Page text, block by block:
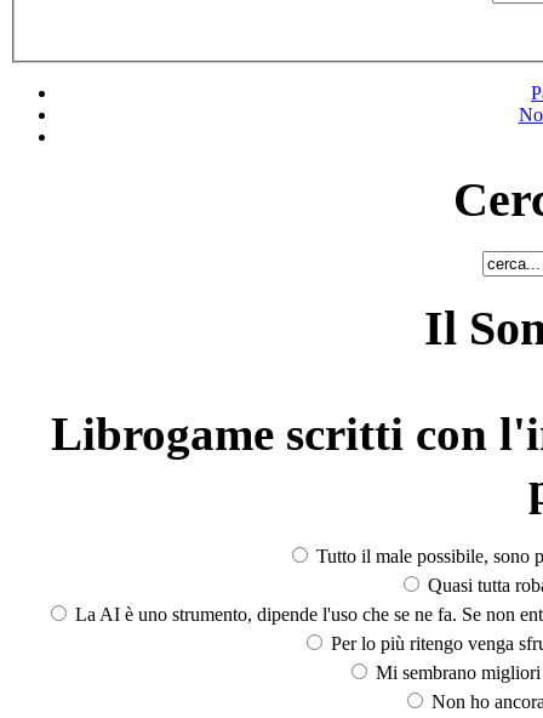
Il
Librogame scritti con
Tutto il male possibile, sono
Quasi tutta
La AI è uno strumento, dipende l'uso che se ne fa. Se non
Per lo più ritengo venga
Mi sembrano
Non ho